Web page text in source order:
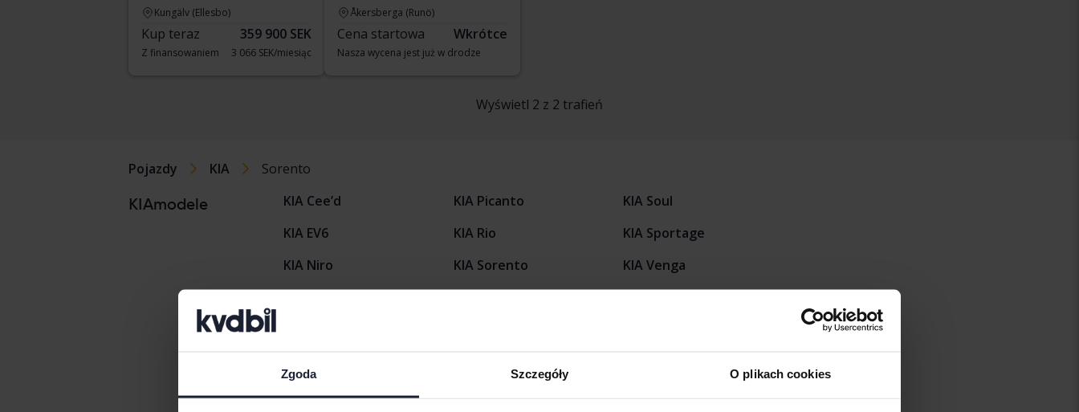
Zgoda Szczegóły O plikach cookies
Kungälv (Ellesbo)
Kup teraz 359 900 SEK
Z finansowaniem 3 066 SEK/miesiąc
Åkersberga (Runö)
Cena startowa Wkrótce
Nasza wycena jest już w drodze
Wyświetl 2 z 2 trafień
Pojazdy KIA Sorento
KIAmodele
KIA Cee’d
KIA EV6
KIA Niro
KIA Picanto
KIA Rio
KIA Sorento
KIA Soul
KIA Sportage
KIA Venga